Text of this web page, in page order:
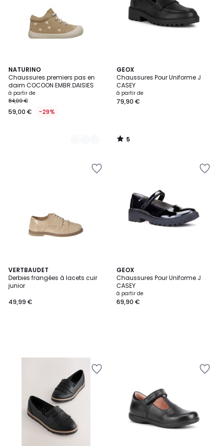
NATURINO
Chaussures premiers pas en
daim COCOON EMBR.DAISIES
à partir de
84,00 €
59,00 € -29%
2
Couleurs
GEOX
Chaussures Pour Uniforme J
CASEY
à partir de
79,90 €
5
/
5
5
/
VERTBAUDET
Derbies frangées à lacets cuir
junior
49,99 €
GEOX
Chaussures Pour Uniforme J
CASEY
à partir de
69,90 €